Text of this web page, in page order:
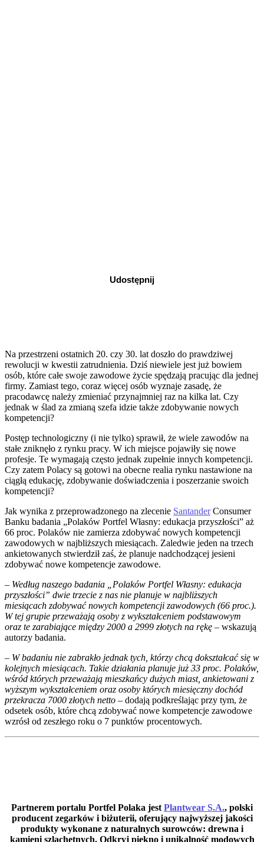
Udostępnij
Na przestrzeni ostatnich 20. czy 30. lat doszło do prawdziwej
rewolucji w kwestii zatrudnienia. Dziś niewiele jest już bowiem
osób, które całe swoje zawodowe życie spędzają pracując dla jednej
firmy. Zamiast tego, coraz więcej osób wyznaje zasadę, że
pracodawcę należy zmieniać przynajmniej raz na kilka lat. Czy
jednak w ślad za zmianą szefa idzie także zdobywanie nowych
kompetencji?
Postęp technologiczny (i nie tylko) sprawił, że wiele zawodów na
stałe zniknęło z rynku pracy. W ich miejsce pojawiły się nowe
profesje. Te wymagają często jednak zupełnie innych kompetencji.
Czy zatem Polacy są gotowi na obecne realia rynku nastawione na
ciągłą edukację, zdobywanie doświadczenia i poszerzanie swoich
kompetencji?
Jak wynika z przeprowadzonego na zlecenie SantanderConsumer
Banku badania „Polaków Portfel Własny: edukacja przyszłości” aż
66 proc. Polaków nie zamierza zdobywać nowych kompetencji
zawodowych w najbliższych miesiącach. Zaledwie jeden na trzech
ankietowanych stwierdził zaś, że planuje nadchodzącej jesieni
zdobywać nowe kompetencje zawodowe.
– Według naszego badania „Polaków Portfel Własny: edukacja
przyszłości” dwie trzecie z nas nie planuje w najbliższych
miesiącach zdobywać nowych kompetencji zawodowych (66 proc.).
W tej grupie przeważają osoby z wykształceniem podstawowym
oraz te zarabiające między 2000 a 2999 złotych na rękę – wskazują
autorzy badania.
– W badaniu nie zabrakło jednak tych, którzy chcą dokształcać się w
kolejnych miesiącach. Takie działania planuje już 33 proc. Polaków,
wśród których przeważają mieszkańcy dużych miast, ankietowani z
wyższym wykształceniem oraz osoby których miesięczny dochód
przekracza 7000 złotych netto – dodają podkreślając przy tym, że
odsetek osób, które chcą zdobywać nowe kompetencje zawodowe
wzrósł od zeszłego roku o 7 punktów procentowych.
Partnerem portalu Portfel Polaka jest Plantwear S.A., polski
producent zegarków i biżuterii, oferujący najwyższej jakości
produkty wykonane z naturalnych surowców: drewna i
kamieni szlachetnych. Odkryj piękno i unikalność modowych